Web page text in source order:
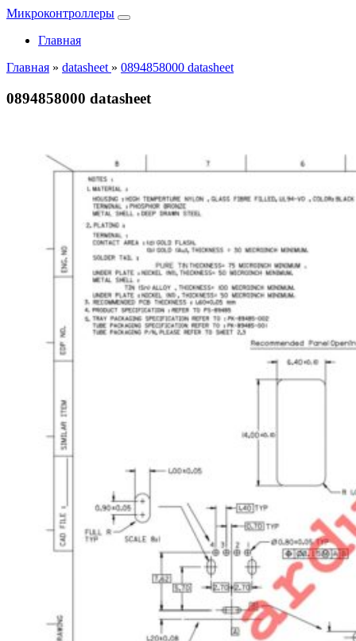
Микроконтроллеры
Главная
Главная » datasheet » 0894858000 datasheet
0894858000 datasheet